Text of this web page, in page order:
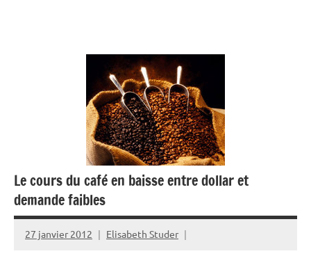
Le cours du café en baisse entre dollar et
demande faibles
27 janvier 2012 Elisabeth Studer